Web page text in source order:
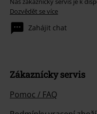
*Platí pouze online a kód je
odečtena z vašeho nákupního